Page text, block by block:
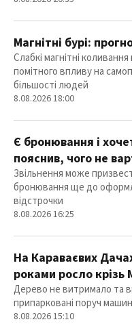
Магнітні бурі:
Слабкі магнітні
помітного впливу на
більшості людей
8.08.2026 18:00
Є бронювання і
пояснив, чого не
Звільнення може
бронювання ще до
відстрочки
8.08.2026 16:25
На Караваєвих
роками росло крізь
Дерево не витримало та
припарковані поруч
8.08.2026 15:10